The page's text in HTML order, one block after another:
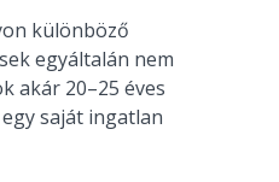
különböző
egyáltalán nem
akár 20–25 éves
saját ingatlan